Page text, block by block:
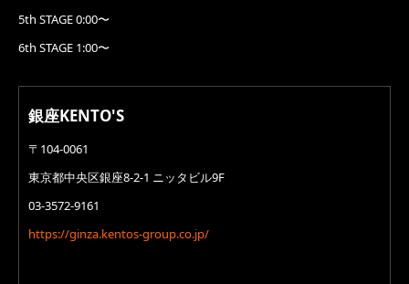
5th STAGE 0:00〜
6th STAGE 1:00〜
銀座KENTO'S
〒104-0061
東京都中央区銀座8-2-1 ニッタビル9F
03-3572-9161
https://ginza.kentos-group.co.jp/